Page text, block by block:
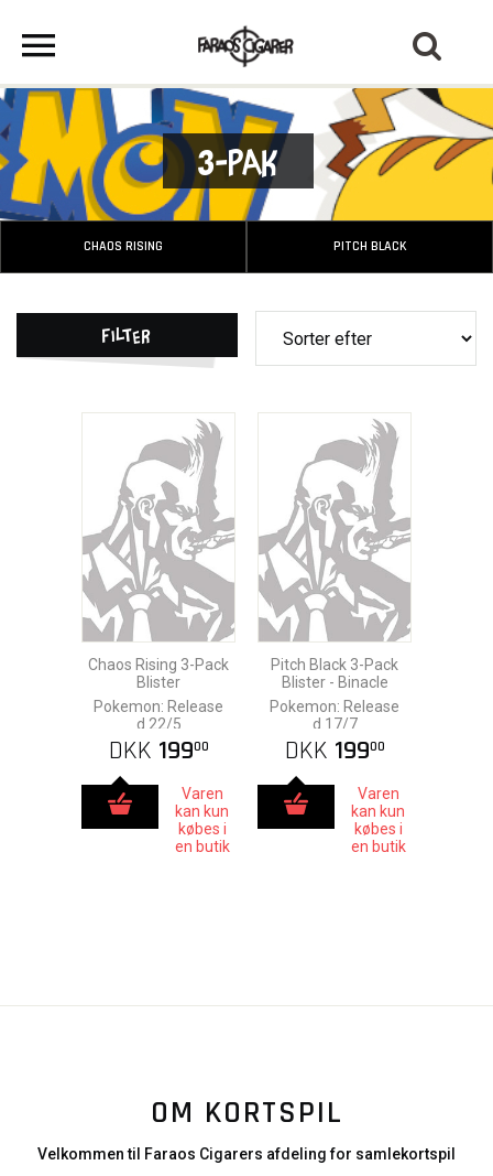
3-Pak
CHAOS RISING PITCH BLACK
Filter
Chaos Rising 3-Pack
Blister
Pokemon: Release
d.22/5
DKK 19900
Varen
kan kun
købes i
en butik
Pitch Black 3-Pack
Blister - Binacle
Pokemon: Release
d.17/7
DKK 19900
Varen
kan kun
købes i
en butik
OM KORTSPIL
Velkommen til Faraos Cigarers afdeling for samlekortspil